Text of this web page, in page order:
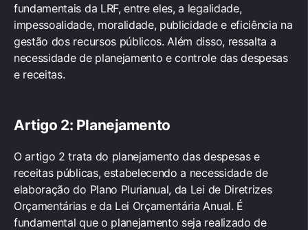
fundamentais da LRF, entre eles, a legalidade,
impessoalidade, moralidade, publicidade e eficiência na
gestão dos recursos públicos. Além disso, ressalta a
necessidade de planejamento e controle das despesas
e receitas.
Artigo 2: Planejamento
O artigo 2 trata do planejamento das despesas e
receitas públicas, estabelecendo a necessidade de
elaboração do Plano Plurianual, da Lei de Diretrizes
Orçamentárias e da Lei Orçamentária Anual. É
fundamental que o planejamento seja realizado de